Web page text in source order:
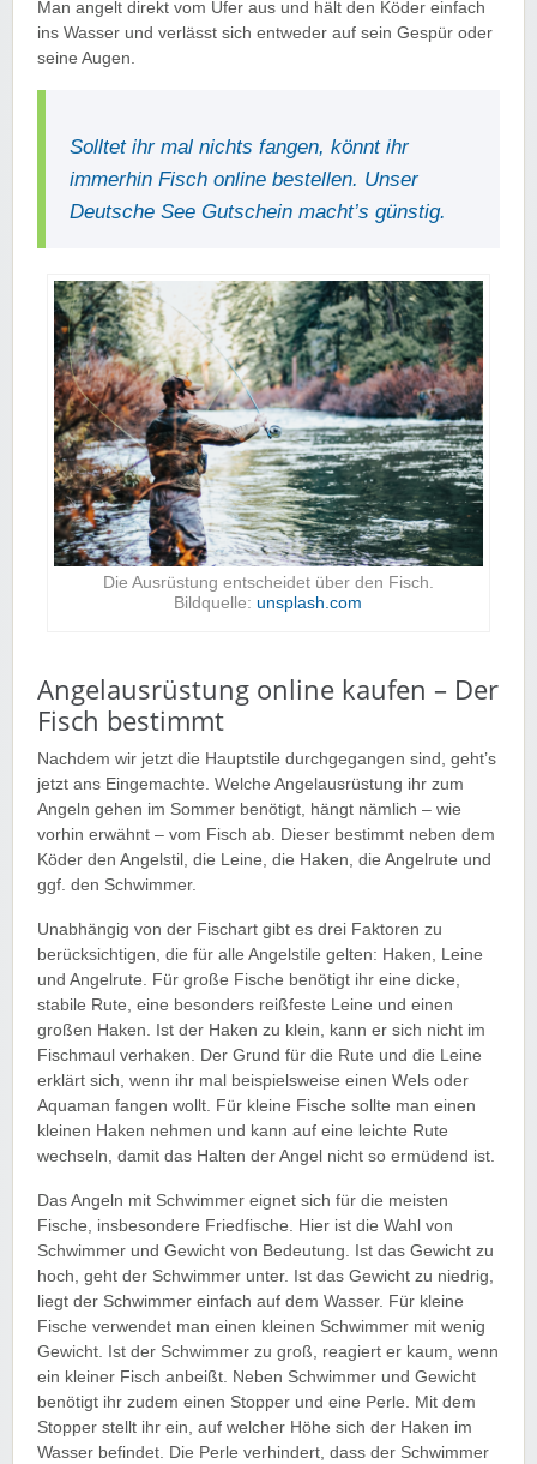
Man angelt direkt vom Ufer aus und hält den Köder einfach
ins Wasser und verlässt sich entweder auf sein Gespür oder
seine Augen.
Solltet ihr mal nichts fangen, könnt ihr
immerhin Fisch online bestellen. Unser
Deutsche See Gutschein macht’s günstig.
Die Ausrüstung entscheidet über den Fisch.
Bildquelle:unsplash.com
Angelausrüstung online kaufen – Der
Fisch bestimmt
Nachdem wir jetzt die Hauptstile durchgegangen sind, geht’s
jetzt ans Eingemachte. Welche Angelausrüstung ihr zum
Angeln gehen im Sommer benötigt, hängt nämlich – wie
vorhin erwähnt – vom Fisch ab. Dieser bestimmt neben dem
Köder den Angelstil, die Leine, die Haken, die Angelrute und
ggf. den Schwimmer.
Unabhängig von der Fischart gibt es drei Faktoren zu
berücksichtigen, die für alle Angelstile gelten: Haken, Leine
und Angelrute. Für große Fische benötigt ihr eine dicke,
stabile Rute, eine besonders reißfeste Leine und einen
großen Haken. Ist der Haken zu klein, kann er sich nicht im
Fischmaul verhaken. Der Grund für die Rute und die Leine
erklärt sich, wenn ihr mal beispielsweise einen Wels oder
Aquaman fangen wollt. Für kleine Fische sollte man einen
kleinen Haken nehmen und kann auf eine leichte Rute
wechseln, damit das Halten der Angel nicht so ermüdend ist.
Das Angeln mit Schwimmer eignet sich für die meisten
Fische, insbesondere Friedfische. Hier ist die Wahl von
Schwimmer und Gewicht von Bedeutung. Ist das Gewicht zu
hoch, geht der Schwimmer unter. Ist das Gewicht zu niedrig,
liegt der Schwimmer einfach auf dem Wasser. Für kleine
Fische verwendet man einen kleinen Schwimmer mit wenig
Gewicht. Ist der Schwimmer zu groß, reagiert er kaum, wenn
ein kleiner Fisch anbeißt. Neben Schwimmer und Gewicht
benötigt ihr zudem einen Stopper und eine Perle. Mit dem
Stopper stellt ihr ein, auf welcher Höhe sich der Haken im
Wasser befindet. Die Perle verhindert, dass der Schwimmer